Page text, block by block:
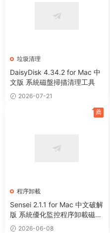
垃圾清理
DaisyDisk 4.34.2 for Mac 中
文版 系統磁盤掃描清理工具
2026-07-21
程序卸載
Sensei 2.1.1 for Mac 中文破解
版 系統優化監控程序卸載磁盤
清理工具
2026-06-08
薦